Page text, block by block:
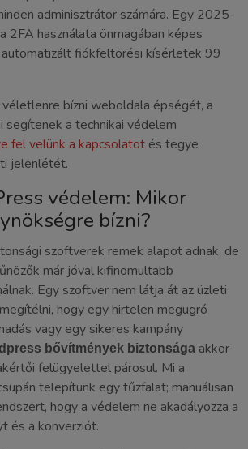
adminisztrátor számára. Egy 2025-
2FA használata önmagában képes
automatizált fiókfeltörési kísérletek 99
bízni weboldala épségét, a
a technikai védelem
fel velünk a kapcsolatot és tegye
jelenlétét.
védelem: Mikor
bízni?
szoftverek remek alapot adnak, de
már jóval kifinomultabb
Egy szoftver nem látja át az üzleti
hogy egy hirtelen megugró
vagy egy sikeres kampány
bővítmények biztonsága akkor
felügyelettel párosul. Mi a
telepítünk egy tűzfalat; manuálisan
hogy a védelem ne akadályozza a
és a konverziót.